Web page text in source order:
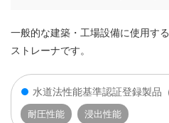
一般的な建築・工場設備に使用す
ストレーナです。
水道法性能基準認証登録製品
耐圧性能 浸出性能